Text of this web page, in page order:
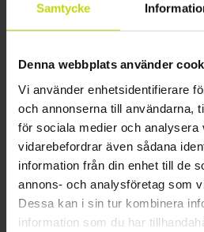
Samtycke
Denna webbplats använder
Vi använder enhetsidentifierare
och annonserna till användarna,
för sociala medier och analysera
vidarebefordrar även sådana
information från din enhet till de
annons- och analysföretag som
Dessa kan i sin tur kombinera
information som du har
Tropiskt äventyr i norra
Quality Hotel The Reef
5.0/ 5 Utmärkt2 recensioner
Frederikshavn